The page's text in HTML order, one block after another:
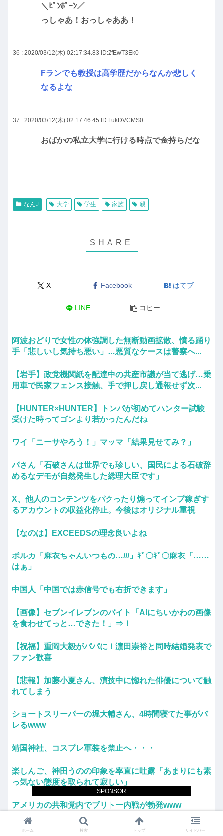
SPONSOR
＼ﾋﾟﾝﾎﾟｰﾝ／
っしゃあ！おっしゃああ！
36 : 2020/03/12(木) 02:17:34.83 ID:ZfEwT3Ek0
Fランでも教授は高学歴だからなんか悲しく
なるよな
37 : 2020/03/12(木) 02:17:46.45 ID:FukDVCMS0
おばかの私立大学に行ける時点で金持ちだな
なんJ 大学 学生 家族 親
X Facebook はてブ
LINE コピー
阿波おどりで女性の体強調した無断動画拡散、憤る踊り
手「悲しいし気持ち悪い」…悪質なケースは警察へ...
【岩手】政党機関紙を配達中の共産市議が当て逃げ…乗
用車で民家フェンス接触、手で押し戻し通報せず次...
【HUNTER×HUNTER】トンパが初めてハンター試験
受けた時ってゴンより若かったんだね
ワイ「ニーサやろう！」マッマ「結果見せてみ？」
パさん「石破さんは世界でも珍しい、国民による石破辞
めるなデモが自然発生した総理大臣です」
X、他人のコンテンツをパクったり煽ってインプ稼ぎす
るアカウントの収益化停止。今後はオリジナル重視
【なのは】EXCEEDSの理念良いよね
ポルカ「麻衣ちゃんいつもの…///」ｷﾞ〇ｷﾞ〇麻衣「……
はぁ」
中国人「中国では赤信号でも右折できます」
【画像】セブンイレブンのバイト「AIにちいかわの画像
を食わせてっと…できた！」⇒！
【祝福】重岡大毅がパパに！濵田崇裕と同時結婚発表で
ファン歓喜
【悲報】加藤小夏さん、演技中に惚れた俳優について触
れてしまう
ショートスリーパーの堀大輔さん、4時間寝てた事がバ
レるwww
靖国神社、コスプレ軍装を禁止へ・・・
楽しんご、神田うのの印象を率直に吐露「あまりにも素
っ気ない態度を取られて寂しい」
アメリカの共和党内でブリトー内戦が勃発www
【巨乳画像】日本一告白された黒嵜菜々子、おっぱい水
ホーム 検索 トップ サイドバー